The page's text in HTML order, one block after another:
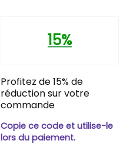
15%
Profitez de 15% de
réduction sur votre
commande
Copie ce code et utilise-le
lors du paiement.